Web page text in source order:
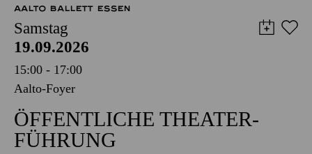
AALTO BALLETT ESSEN
Samstag
19.09.2026
15:00 - 17:00
Aalto-Foyer
ÖFFENTLICHE THEATER­
FÜHRUNG